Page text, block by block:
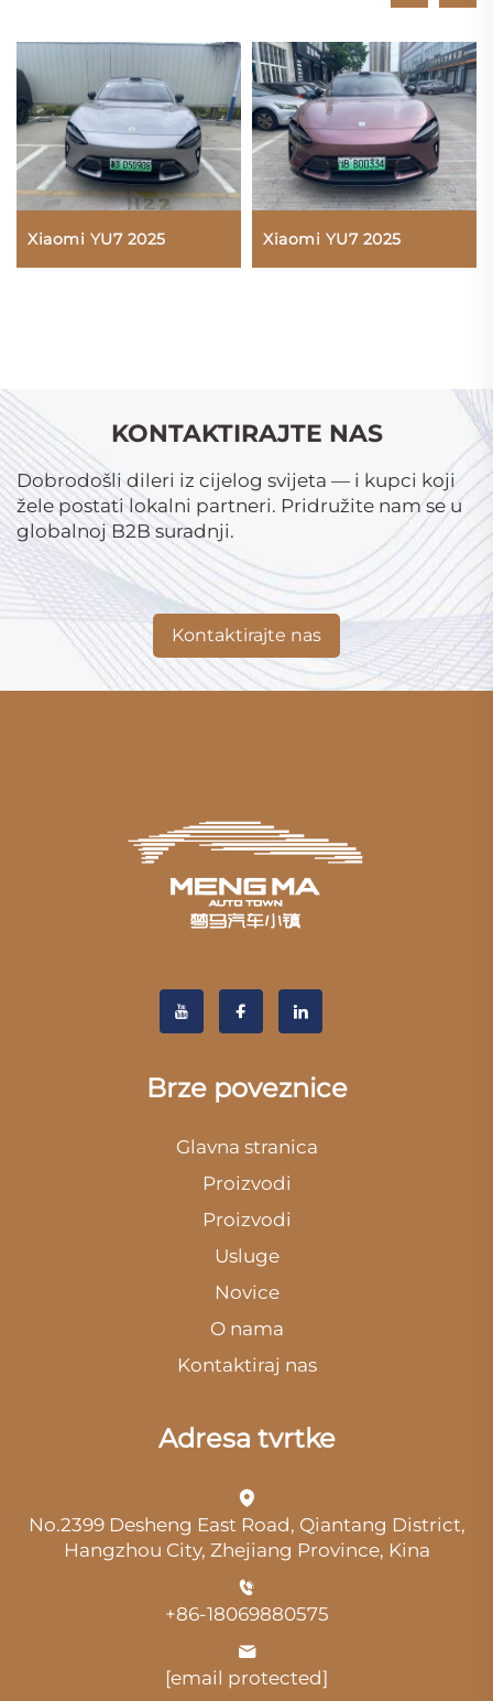
Xiaomi YU7 2025 Xiaomi YU7 2025
KONTAKTIRAJTE NAS
Dobrodošli dileri iz cijelog svijeta — i kupci koji
žele postati lokalni partneri. Pridružite nam se u
globalnoj B2B suradnji.
Kontaktirajte nas
Brze poveznice
Glavna stranica
Proizvodi
Proizvodi
Usluge
Novice
O nama
Kontaktiraj nas
Adresa tvrtke
No.2399 Desheng East Road, Qiantang District,
Hangzhou City, Zhejiang Province, Kina
+86-18069880575
[email protected]